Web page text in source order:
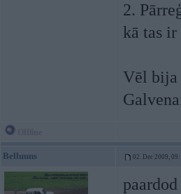
2.
kā tas
Vēl bija
Belluuns 02. Dec 2009,